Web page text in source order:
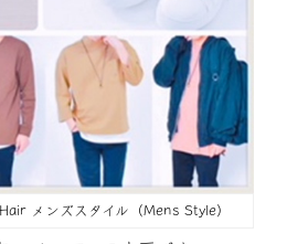
メンズスタイル（Mens Style）